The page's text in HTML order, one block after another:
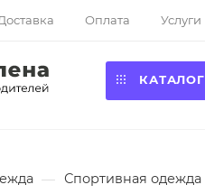
Оплата Услуги
КАТАЛОГ
— Спортивная одежда